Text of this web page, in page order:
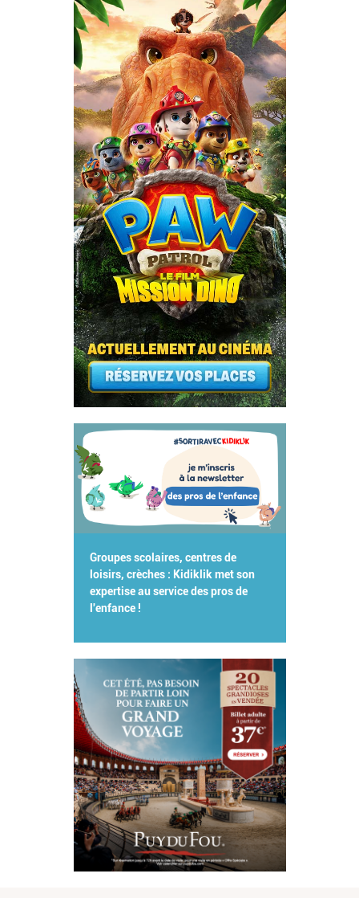
Groupes scolaires, centres de
loisirs, crèches : Kidiklik met son
expertise au service des pros de
l'enfance !